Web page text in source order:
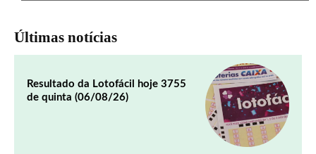
Últimas notícias
Resultado da Lotofácil hoje 3755
de quinta (06/08/26)